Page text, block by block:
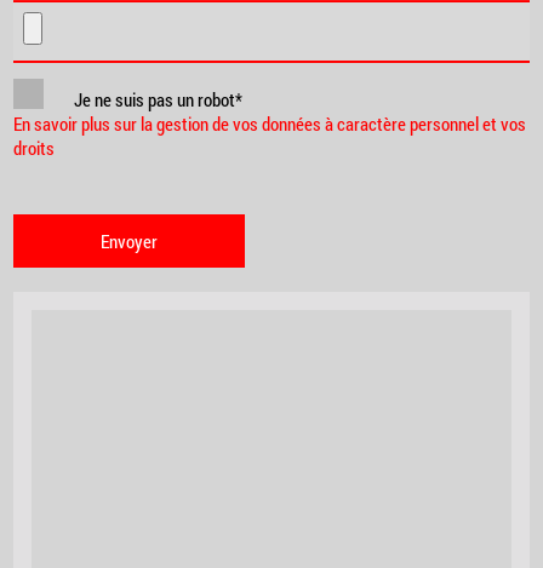
Je ne suis pas un robot*
En savoir plus sur la gestion de vos données à caractère personnel et vos
droits
Envoyer